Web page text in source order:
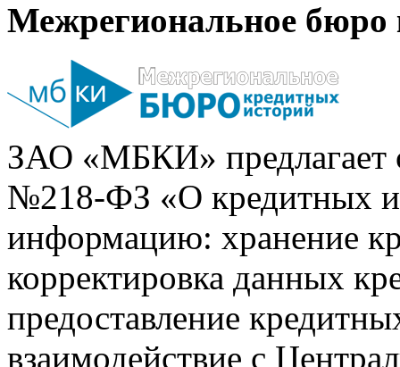
Межрегиональное бюро
ЗАО «МБКИ» предлагает
№218-ФЗ «О кредитных
информацию: хранение
корректировка данных
предоставление
взаимодействие с